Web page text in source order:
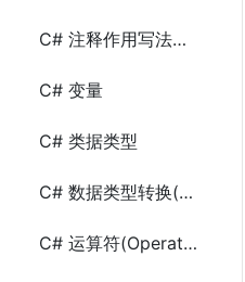
C# 注释作用写法及示例代码
C# 变量
C# 类据类型
C# 数据类型转换(Casting)
C# 运算符(Operators)